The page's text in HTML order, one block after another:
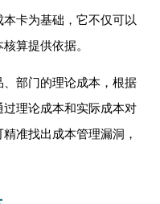
卡为基础，它不仅可以
算提供依据。
部门的理论成本，根据
理论成本和实际成本对
准找出成本管理漏洞，